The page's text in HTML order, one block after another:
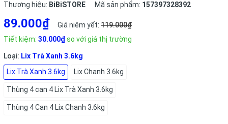
Thương hiệu: BiBiSTORE Mã sản phẩm: 157397328392
89.000₫ Giá niêm yết: 119.000₫
Tiết kiệm: 30.000₫so với giá thị trường
Loại: Lix Trà Xanh 3.6kg
Lix Trà Xanh 3.6kg
Lix Chanh 3.6kg
Thùng 4 can 4 Lix Trà Xanh 3.6kg
Thùng 4 Can 4 Lix Chanh 3.6kg